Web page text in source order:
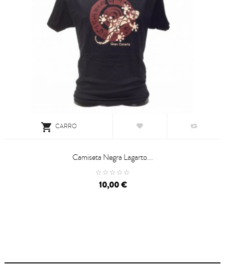
 CARRO
Camiseta Negra Lagarto...
Precio
10,00 €